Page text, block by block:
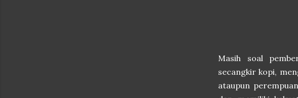
Masih soal
secangkir kopi,
ataupun